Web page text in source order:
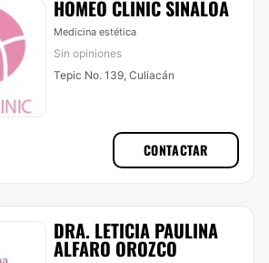
HOMEO CLINIC SINALOA
Medicina estética
Sin opiniones
Tepic No. 139, Culiacán
CONTACTAR
DRA. LETICIA PAULINA
ALFARO OROZCO